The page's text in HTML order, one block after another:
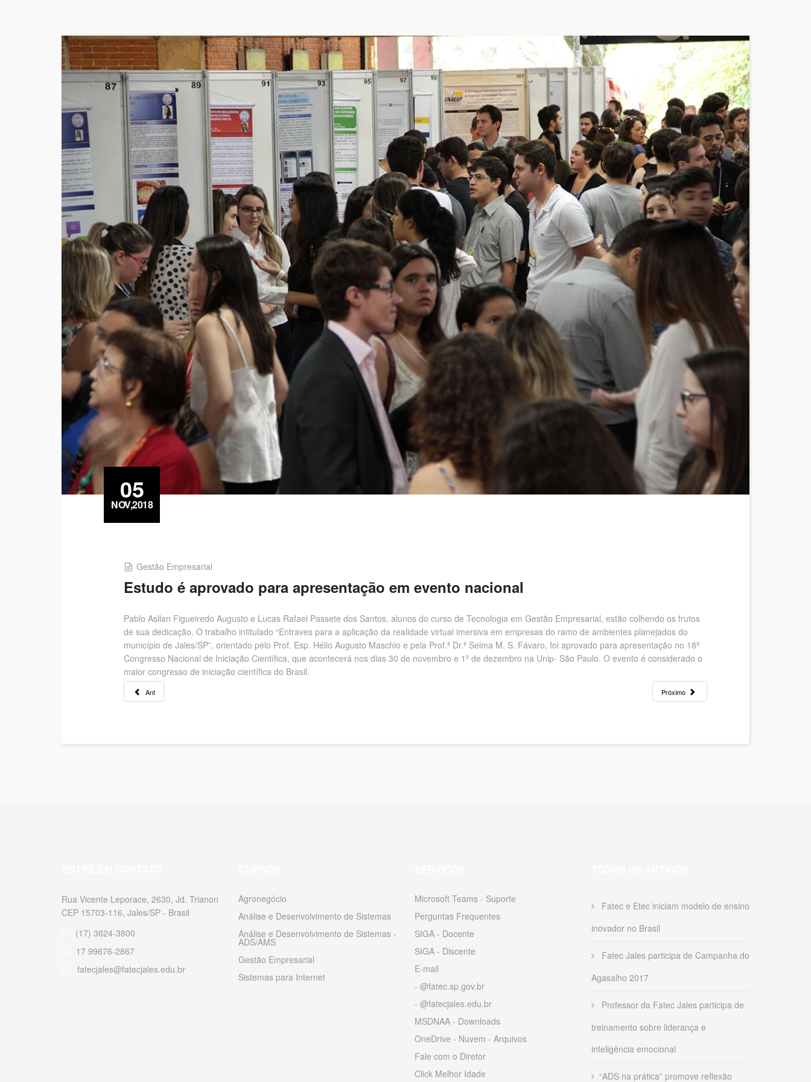
05
NOV,2018
Gestão Empresarial
Estudo é aprovado para apresentação em evento nacional
Pablo Asllan Figueiredo Augusto e Lucas Rafael Passete dos Santos, alunos do curso de Tecnologia em Gestão Empresarial, estão colhendo os frutos
de sua dedicação. O trabalho intitulado “Entraves para a aplicação da realidade virtual imersiva em empresas do ramo de ambientes planejados do
município de Jales/SP”, orientado pelo Prof. Esp. Hélio Augusto Maschio e pela Prof.ª Dr.ª Selma M. S. Fávaro, foi aprovado para apresentação no 18º
Congresso Nacional de Iniciação Científica, que acontecerá nos dias 30 de novembro e 1º de dezembro na Unip- São Paulo. O evento é considerado o
maior congresso de iniciação científica do Brasil.
Ant Próximo
Rua Vicente Leporace, 2630, Jd. Trianon
CEP 15703-116, Jales/SP - Brasil
(17) 3624-3800
17 99676-2867
fatecjales@fatecjales.edu.br
Agronegócio
Análise e Desenvolvimento de Sistemas
Análise e Desenvolvimento de Sistemas -
ADS/AMS
Gestão Empresarial
Sistemas para Internet
Microsoft Teams - Suporte
Perguntas Frequentes
SIGA - Docente
SIGA - Discente
E-mail
- @fatec.sp.gov.br
- @fatecjales.edu.br
MSDNAA - Downloads
OneDrive - Nuvem - Arquivos
Fale com o Diretor
Click Melhor Idade
Fatec e Etec iniciam modelo de ensino
inovador no Brasil
Fatec Jales participa de Campanha do
Agasalho 2017
Professor da Fatec Jales participa de
treinamento sobre liderança e
inteligência emocional
“ADS na prática” promove reflexão